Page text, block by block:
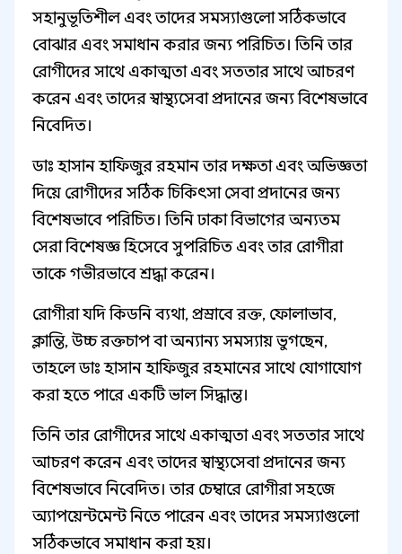
সহানুভূতিশীল এবং তাদের সমস্যাগুলো সঠিকভাবে
বোঝার এবং সমাধান করার জন্য পরিচিত। তিনি তার
রোগীদের সাথে একাত্মতা এবং সততার সাথে আচরণ
করেন এবং তাদের স্বাস্থ্যসেবা প্রদানের জন্য বিশেষভাবে
নিবেদিত।
ডাঃ হাসান হাফিজুর রহমান তার দক্ষতা এবং অভিজ্ঞতা
দিয়ে রোগীদের সঠিক চিকিৎসা সেবা প্রদানের জন্য
বিশেষভাবে পরিচিত। তিনি ঢাকা বিভাগের অন্যতম
সেরা বিশেষজ্ঞ হিসেবে সুপরিচিত এবং তার রোগীরা
তাকে গভীরভাবে শ্রদ্ধা করেন।
রোগীরা যদি কিডনি ব্যথা, প্রস্রাবে রক্ত, ফোলাভাব,
ক্লান্তি, উচ্চ রক্তচাপ বা অন্যান্য সমস্যায় ভুগছেন,
তাহলে ডাঃ হাসান হাফিজুর রহমানের সাথে যোগাযোগ
করা হতে পারে একটি ভাল সিদ্ধান্ত।
তিনি তার রোগীদের সাথে একাত্মতা এবং সততার সাথে
আচরণ করেন এবং তাদের স্বাস্থ্যসেবা প্রদানের জন্য
বিশেষভাবে নিবেদিত। তার চেম্বারে রোগীরা সহজে
অ্যাপয়েন্টমেন্ট নিতে পারেন এবং তাদের সমস্যাগুলো
সঠিকভাবে সমাধান করা হয়।